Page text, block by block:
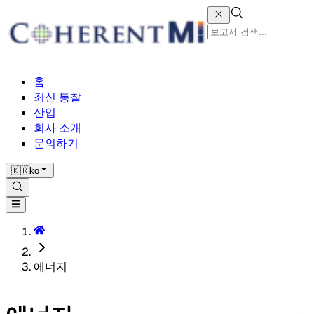
홈
최신 통찰
산업
회사 소개
문의하기
🇰🇷ko
에너지